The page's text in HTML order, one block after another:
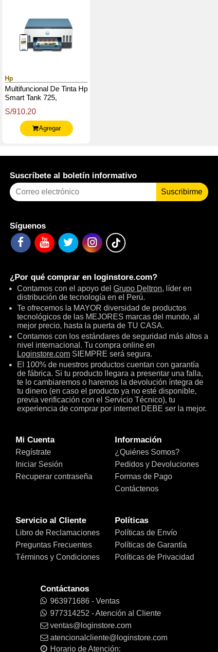
Hp
Multifuncional De Tinta Hp
Smart Tank 725,
Copia / Wi-Fi / Bluetooth
Le / Usb
S/910.20
Agregar
Suscríbete al boletín informativo
Suscribirme
Síguenos
¿Por qué comprar en loginstore.com?
Contamos con el apoyo del Grupo Deltron, líder en
distribución de tecnología en el Perú.
Te ofrecemos la MAYOR diversidad de productos
tecnológicos de las MEJORES marcas del mundo, al
mejor precio, hasta la puerta de TU CASA.
Contamos con los estándares de seguridad más altos a
nivel internacional. Tu compra online en
Loginstore.com SIEMPRE será segura.
El 100% de nuestros productos cuentan con garantía
de fábrica. Si tu producto llegara a presentar una falla,
te lo cambiaremos o haremos la devolución íntegra de
tu dinero (en caso el producto ya no esté disponible,
previa verificación con el Servicio Técnico), tu
experiencia de comprar por internet DEBE ser la mejor.
Mi Cuenta
Regístrate
Iniciar Sesión
Recuperar contraseña
Información
¿Quiénes Somos?
Pedidos y Devoluciones
Formas de Pago
Contáctenos
Servicio al Cliente
Libro de Reclamaciones
Preguntas Frecuentes
Términos y Condiciones
Políticas
Políticas de Envío
Políticas de Garantía
Políticas de Privacidad
Contáctanos
963971686 - Ventas
977314252 - Atención al Cliente
ventas@loginstore.com
atencionalcliente@loginstore.com
Horario de Atención: